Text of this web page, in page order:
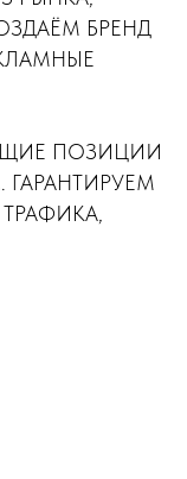
БРЕНД
ПОЗИЦИИ